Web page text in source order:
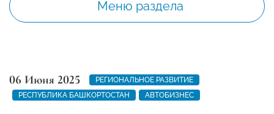
Меню раздела
06 Июня 2025
РЕГИОНАЛЬНОЕ РАЗВИТИЕ
РЕСПУБЛИКА БАШКОРТОСТАН
АВТОБИЗНЕС